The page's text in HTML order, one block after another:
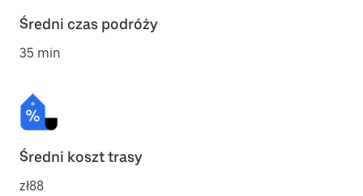
Średni czas podróży
35 min
Średni koszt trasy
zł88